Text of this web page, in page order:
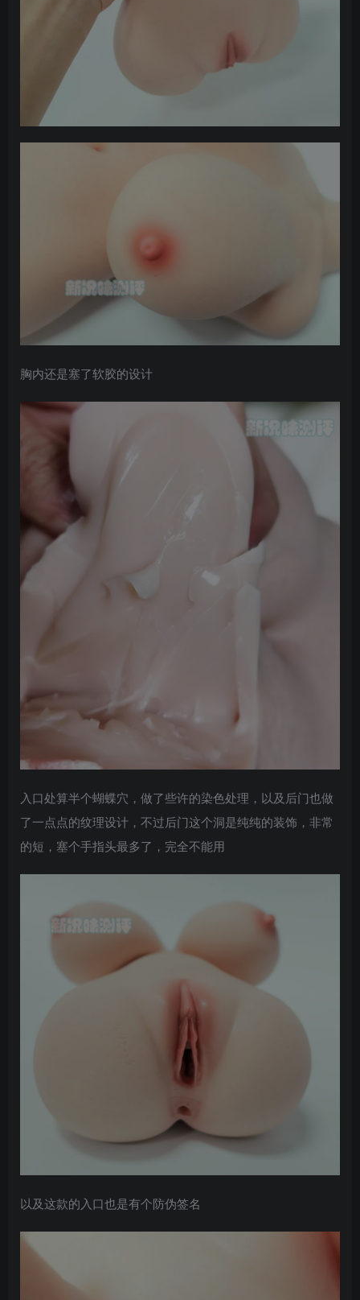
胸内还是塞了软胶的设计
入口处算半个蝴蝶穴，做了些许的染色处理，以及后门也做
了一点点的纹理设计，不过后门这个洞是纯纯的装饰，非常
的短，塞个手指头最多了，完全不能用
以及这款的入口也是有个防伪签名